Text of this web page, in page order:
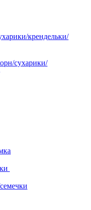
крендельки/
сухарики/